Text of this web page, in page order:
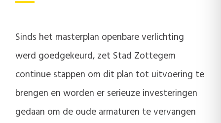
Sinds het masterplan openbare verlichting
werd goedgekeurd, zet Stad Zottegem
continue stappen om dit plan tot uitvoering te
brengen en worden er serieuze investeringen
gedaan om de oude armaturen te vervangen